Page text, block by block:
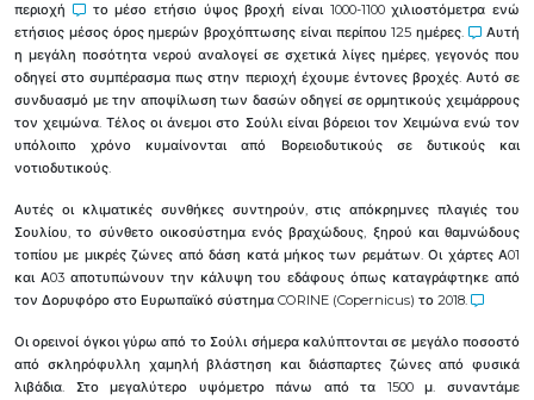
περιοχή
το μέσο ετήσιο ύψος βροχή είναι 1000-1100 χιλιοστόμετρα ενώ
ετήσιος μέσος όρος ημερών βροχόπτωσης είναι περίπου 125 ημέρες.
Αυτή
η μεγάλη ποσότητα νερού αναλογεί σε σχετικά λίγες ημέρες, γεγονός που
οδηγεί στο συμπέρασμα πως στην περιοχή έχουμε έντονες βροχές. Αυτό σε
συνδυασμό με την αποψίλωση των δασών οδηγεί σε ορμητικούς χειμάρρους
τον χειμώνα. Τέλος οι άνεμοι στο Σούλι είναι βόρειοι τον Χειμώνα ενώ τον
υπόλοιπο χρόνο κυμαίνονται από Βορειοδυτικούς σε δυτικούς και
νοτιοδυτικούς.
Αυτές οι κλιματικές συνθήκες συντηρούν, στις απόκρημνες πλαγιές του
Σουλίου, το σύνθετο οικοσύστημα ενός βραχώδους, ξηρού και θαμνώδους
τοπίου με μικρές ζώνες από δάση κατά μήκος των ρεμάτων. Οι χάρτες Α01
και Α03 αποτυπώνουν την κάλυψη του εδάφους όπως καταγράφτηκε από
τον Δορυφόρο στο Ευρωπαϊκό σύστημα CORINE (Copernicus) το 2018.
Οι ορεινοί όγκοι γύρω από το Σούλι σήμερα καλύπτονται σε μεγάλο ποσοστό
από σκληρόφυλλη χαμηλή βλάστηση και διάσπαρτες ζώνες από φυσικά
λιβάδια. Στο μεγαλύτερο υψόμετρο πάνω από τα 1500 μ. συναντάμε